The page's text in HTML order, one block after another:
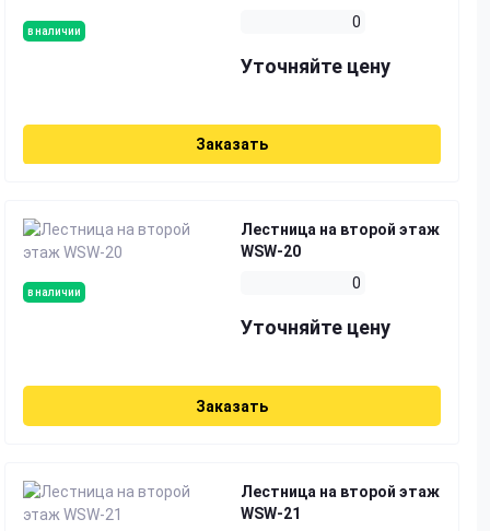
в наличии
0
Уточняйте цену
Заказать
в наличии
Лестница на второй этаж
WSW-20
0
Уточняйте цену
Заказать
Лестница на второй этаж
WSW-21